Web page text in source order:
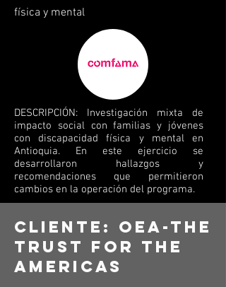
física y mental
DESCRIPCIÓN: Investigación mixta de
impacto social con familias y jóvenes
con discapacidad física y mental en
Antioquia. En este ejercicio se
desarrollaron hallazgos y
recomendaciones que permitieron
cambios en la operación del programa.
Cliente: OEA-The
Trust For The
Americas